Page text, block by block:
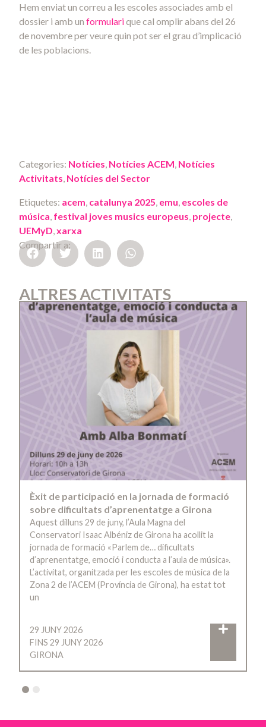
Hem enviat un correu a les escoles associades amb el
dossier i amb un formularique cal omplir abans del 26
de novembre per veure quin pot ser el grau d’implicació
de les poblacions.
Categories: Notícies, Notícies ACEM, Notícies
Activitats, Notícies del Sector
Etiquetes: acem, catalunya 2025, emu, escoles de
música, festival joves musics europeus, projecte,
UEMyD,xarxa
Compartir a:
ALTRES ACTIVITATS
Èxit de participació en la jornada de formació
sobre dificultats d’aprenentatge a Girona
Aquest dilluns 29 de juny, l’Aula Magna del
Conservatori Isaac Albéniz de Girona ha acollit la
jornada de formació «Parlem de… dificultats
d’aprenentatge, emoció i conducta a l’aula de música».
L’activitat, organitzada per les escoles de música de la
Zona 2 de l’ACEM (Província de Girona), ha estat tot
un
29 JUNY 2026
FINS 29 JUNY 2026
GIRONA